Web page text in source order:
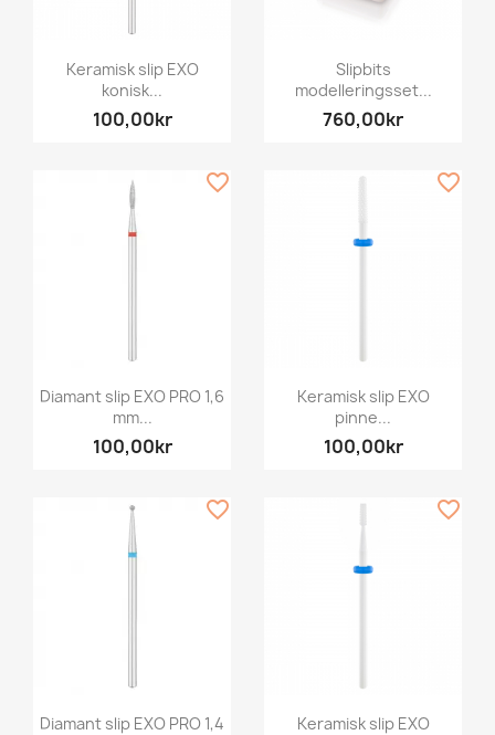
Keramisk slip EXO
konisk...
100,00kr
Slipbits
modelleringsset...
760,00kr
Diamant slip EXO PRO 1,6
mm...
100,00kr
favorite_border
Keramisk slip EXO
pinne...
100,00kr
favorite_border
Diamant slip EXO PRO 1,4
favorite_border
Keramisk slip EXO
favorite_border